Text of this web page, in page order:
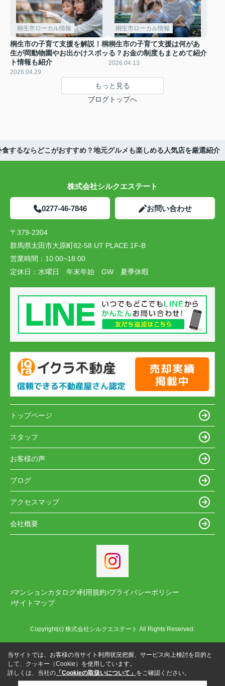
桐生市ローカル情報
桐生市の子育て支援を解説！桐
生が岡動物園やお出かけスポッ
ト情報も紹介
2026.04.29
桐生市ローカル情報
桐生市の子育て支援は何があ
る？お金の制度もまとめて紹介
2026.04.13
もっと見る
ブログトップへ
するならどこがおすすめ？地元グルメも楽しめる人気店を厳選紹介
株式会社シルクエステート
0277-46-7846 お問い合わせ
〒379-2304
群馬県太田市大原町82-58 UT PLACE 1F-B
営業時間： 10:00~18:00
定休日： 水曜日 年末年始 GW 夏季休暇
トップページ
スタッフ
お客様の声
ブログ
アクセスマップ
会社概要
マンションカタログ 利用規約 プライバシーポリシー
サイトマップ
Copyright(c) 株式会社シルクエステート All Rights Reserved.
当サイトでは、お客様の当サイト利用状況把握、サービス向上検討を目的と
して、クッキー（Cookie）を使用しています。
詳しくは、当社の 「Cookieの取扱いについて」 をご確認ください。